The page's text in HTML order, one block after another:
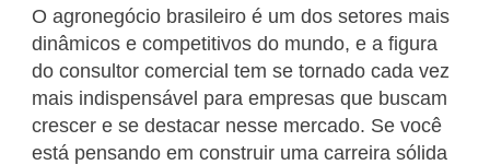
O agronegócio brasileiro é um dos setores mais
dinâmicos e competitivos do mundo, e a figura
do consultor comercial tem se tornado cada vez
mais indispensável para empresas que buscam
crescer e se destacar nesse mercado. Se você
está pensando em construir uma carreira sólida